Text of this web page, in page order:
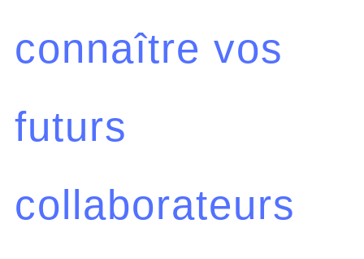
connaître vos
futurs
collaborateurs